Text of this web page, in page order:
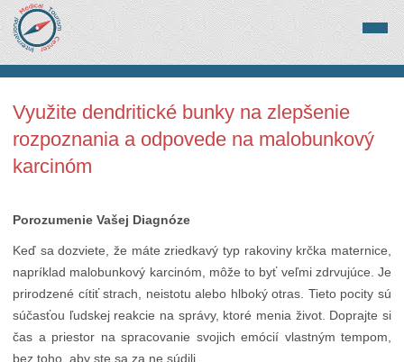
Využite dendritické bunky na zlepšenie
rozpoznania a odpovede na malobunkový
karcinóm
Porozumenie Vašej Diagnóze
Keď sa dozviete, že máte zriedkavý typ rakoviny krčka maternice,
napríklad malobunkový karcinóm, môže to byť veľmi zdrvujúce. Je
prirodzené cítiť strach, neistotu alebo hlboký otras. Tieto pocity sú
súčasťou ľudskej reakcie na správy, ktoré menia život. Doprajte si
čas a priestor na spracovanie svojich emócií vlastným tempom,
bez toho, aby ste sa za ne súdili.